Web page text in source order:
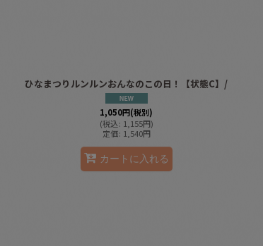
ひなまつりルンルンおんなのこの日！【状態C】/
1,050円(税別)
(税込: 1,155円)
定価: 1,540円
カートに入れる